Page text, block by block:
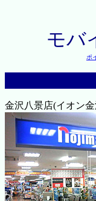
モバ
ポ
金沢八景店(イオン